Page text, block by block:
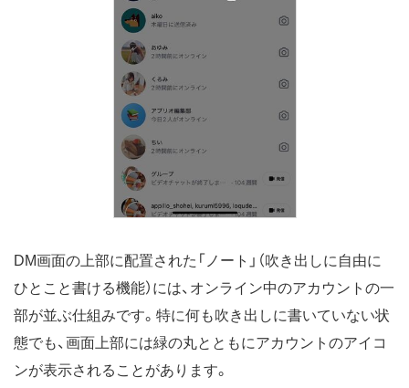
DM画面の上部に配置された「ノート」（吹き出しに自由に
ひとこと書ける機能）には、オンライン中のアカウントの一
部が並ぶ仕組みです。特に何も吹き出しに書いていない状
態でも、画面上部には緑の丸とともにアカウントのアイコ
ンが表示されることがあります。